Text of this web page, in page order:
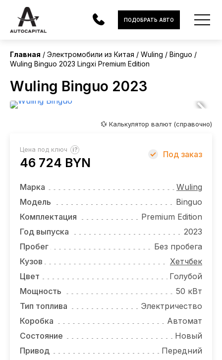
АВТОМОБИЛИ
ЭЛЕКТРОМОБИЛИ
УСЛУГИ
НОВОСТИ
ОТЗЫВЫ
ВАКАНСИИ
О КОМПАНИИ
КОНТАКТЫ
ПОДОБРАТЬ АВТО
Главная Электромобили из Китая Wuling
Binguo
Wuling Binguo 2023 Lingxi Premium Edition
Wuling Binguo 2023
Китай
Без пробега
💱 Калькулятор валют (справочно)
Цена под ключ ?
46 724 BYN
Под заказ
Марка
Wuling
Модель
Binguo
Комплектация
Premium Edition
Год выпуска
2023
Пробег
Без пробега
Кузов
Хетчбек
Цвет
Голубой
Мощность
50 кВт
Тип топлива
Электричество
Коробка
Автомат
Состояние
Новый
Привод
Передний